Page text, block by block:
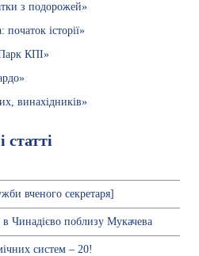
з подорожей»
початок історії»
КПІ»
винахідників»
статті
вченого секретаря]
Чинадієво поблизу Мукачева
систем – 20!